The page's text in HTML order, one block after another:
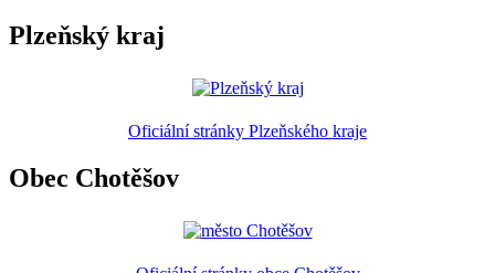
Plzeňský kraj
Oficiální stránky Plzeňského kraje
Obec Chotěšov